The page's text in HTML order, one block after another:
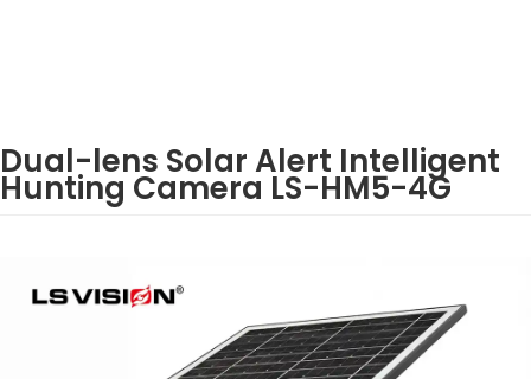
Dual-lens Solar Alert Intelligent
Hunting Camera LS-HM5-4G